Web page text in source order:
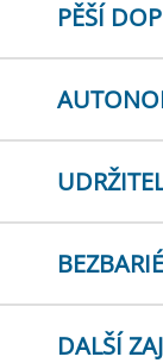
PĚŠÍ
DALŠÍ